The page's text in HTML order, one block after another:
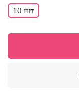
10 шт